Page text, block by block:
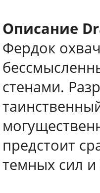
Описание
Фердок
стенами.
предстоит
темных сил и